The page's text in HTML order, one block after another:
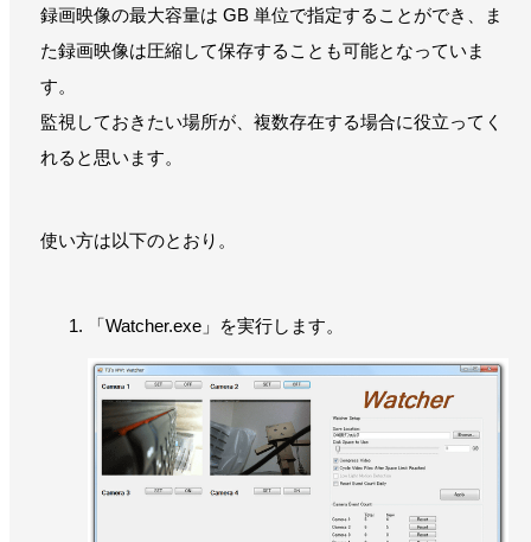
録画映像の最大容量は GB 単位で指定することができ、ま
た録画映像は圧縮して保存することも可能となっていま
す。
監視しておきたい場所が、複数存在する場合に役立ってく
れると思います。
使い方は以下のとおり。
「Watcher.exe」を実行します。